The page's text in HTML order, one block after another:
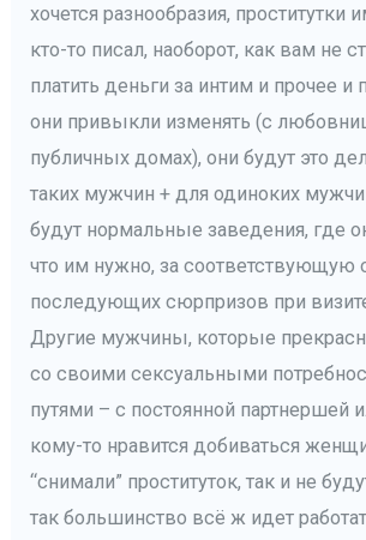
хочется разнообразия, проститутки
кто-то писал, наоборот, как вам не
платить деньги за интим и прочее и
они привыкли изменять (с
публичных домах), они будут это
таких мужчин + для одиноких
будут нормальные заведения, где
что им нужно, за соответствующую
последующих сюрпризов при
Другие мужчины, которые
со своими сексуальными
путями – с постоянной партнершей
кому-то нравится добиваться
“снимали” проституток, так и не
так большинство всё ж идет